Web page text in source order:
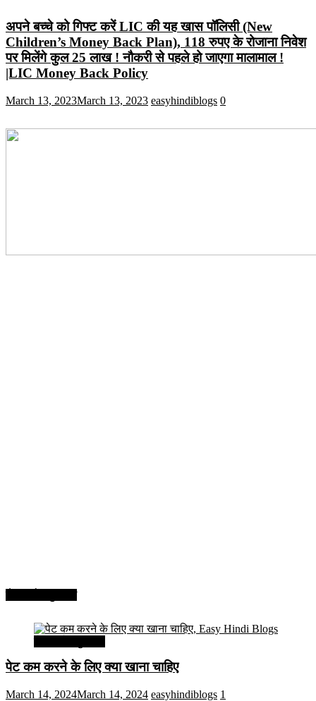
अपने बच्चे को गिफ्ट करें LIC की यह खास पॉलिसी (New
Children’s Money Back Plan), 118 रुपए के रोजाना निवेश
पर मिलेंगे कुल 25 लाख ! नौकरी से पहले हो जाएगा मालामाल !
|LIC Money Back Policy
March 13, 2023March 13, 2023 easyhindiblogs 0
पेट कम करने के लिए क्या खाना चाहिए
March 14, 2024March 14, 2024 easyhindiblogs 1